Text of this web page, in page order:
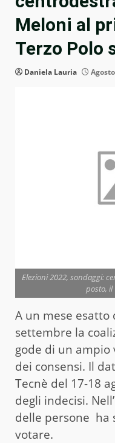
Meloni al
Terzo Polo
Daniela Lauria
Elezioni 2022, sondaggi:
posto, il
A un mese esatto
settembre la
gode di un ampio
dei consensi. Il
Tecnè del 17-18
degli indecisi.
delle persone ha
votare.